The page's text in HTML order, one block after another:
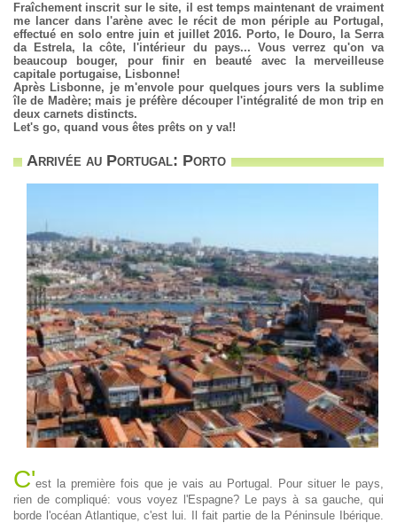
Fraîchement inscrit sur le site, il est temps maintenant de vraiment
me lancer dans l'arène avec le récit de mon périple au Portugal,
effectué en solo entre juin et juillet 2016. Porto, le Douro, la Serra
da Estrela, la côte, l'intérieur du pays... Vous verrez qu'on va
beaucoup bouger, pour finir en beauté avec la merveilleuse
capitale portugaise, Lisbonne!
Après Lisbonne, je m'envole pour quelques jours vers la sublime
île de Madère; mais je préfère découper l'intégralité de mon trip en
deux carnets distincts.
Let's go, quand vous êtes prêts on y va!!
Arrivée au Portugal: Porto
C'est la première fois que je vais au Portugal. Pour situer le pays,
rien de compliqué: vous voyez l'Espagne? Le pays à sa gauche, qui
borde l'océan Atlantique, c'est lui. Il fait partie de la Péninsule Ibérique.